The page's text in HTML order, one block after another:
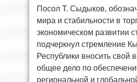
Посол Т. Сыдыков,
мира и стабильности в
экономическом развитии
подчеркнул стремление
Республики вносить свой
общее дело по
региональной и